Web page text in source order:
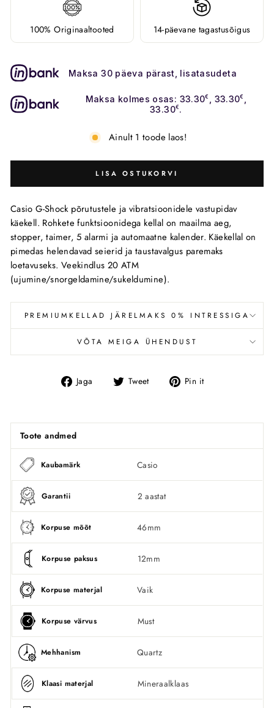
100% Originaaltooted 14-päevane tagastusõigus
Maksa 30 päeva pärast, lisatasudeta
Maksa kolmes osas: 33.30€ , 33.30€
33.30€ .
Ainult 1 toode laos!
LISA OSTUKORVI
Casio G-Shock põrutustele ja vibratsioonidele vastupidav
käekell. Rohkete funktsioonidega kellal on maailma aeg,
stopper, taimer, 5 alarmi ja automaatne kalender. Käekellal on
pimedas helendavad seierid ja taustavalgus paremaks
loetavuseks. Veekindlus 20 ATM
(ujumine/snorgeldamine/sukeldumine).
PREMIUMKELLAD JÄRELMAKS 0% INTRESSIGA
VÕTA MEIGA ÜHENDUST
Jaga
Jaga
Tweet Tweet Pin it
Toote andmed
Kaubamärk Casio
Garantii 2 aastat
Korpuse mõõt 46mm
Korpuse paksus 12mm
Korpuse materjal Vaik
Korpuse värvus Must
Mehhanism Quartz
Klaasi materjal Mineraalklaas